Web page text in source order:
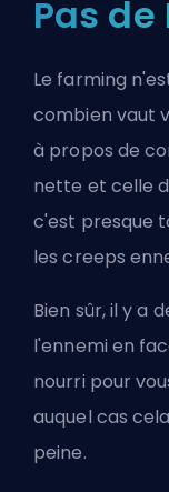
Pas de
Le farming
combien vaut
à propos de
nette et celle
c'est presque
les creeps
Bien sûr, il y a
l'ennemi en
nourri pour
auquel cas
peine.